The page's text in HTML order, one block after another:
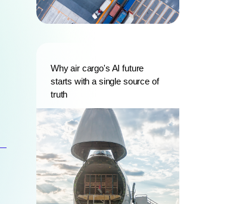
Why air cargo's AI future
starts with a single source of
truth